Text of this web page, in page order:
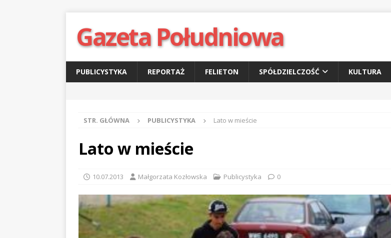
Gazeta Południowa
PUBLICYSTYKA REPORTAŻ FELIETON SPÓŁDZIELCZOŚĆ KULTURA
STR. GŁÓWNA PUBLICYSTYKA Lato w mieście
Lato w mieście
10.07.2013 Małgorzata Kozłowska Publicystyka 0